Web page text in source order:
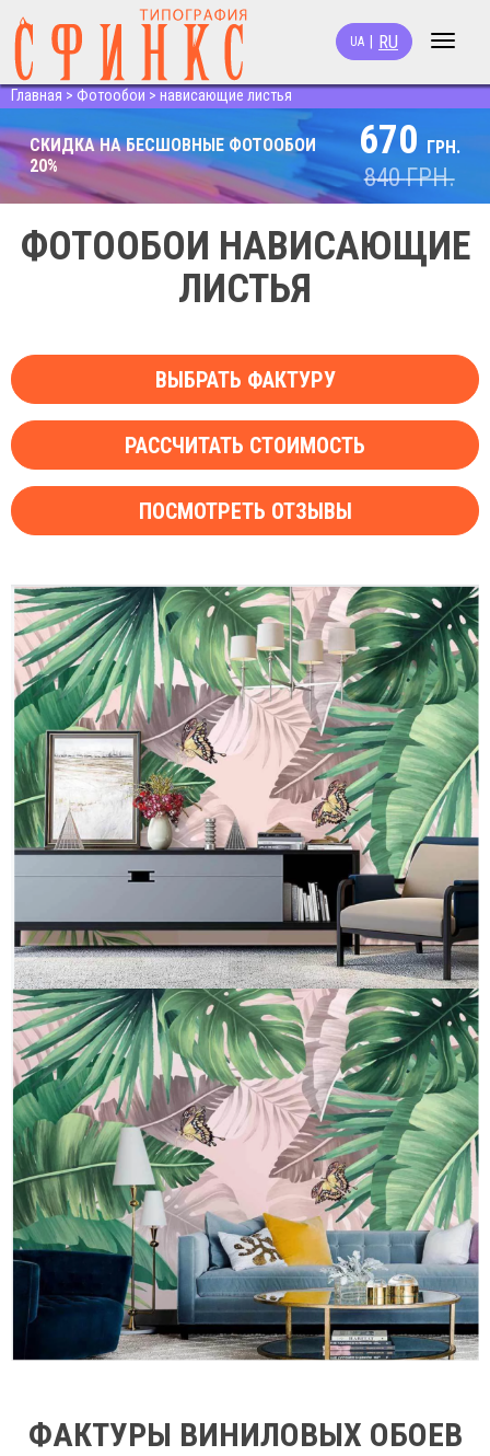
Toggle
UA RU
Главная > Фотообои > нависающие листья
СКИДКА НА БЕСШОВНЫЕ ФОТООБОИ
20%
670 ГРН.
840ГРН.
ФОТООБОИ НАВИСАЮЩИЕ
ЛИСТЬЯ
ВЫБРАТЬ ФАКТУРУ
РАССЧИТАТЬ СТОИМОСТЬ
ПОСМОТРЕТЬ ОТЗЫВЫ
ФАКТУРЫ ВИНИЛОВЫХ ОБОЕВ